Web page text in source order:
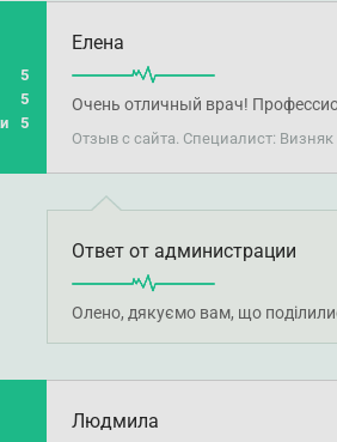
5
5
5
Елена
Очень отличный врач!
Отзыв с сайта. Специалист:
Ответ от администрации
Олено, дякуємо вам, що
Людмила